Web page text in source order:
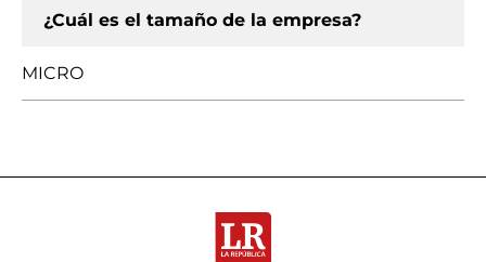
¿Cuál es el tamaño de la empresa?
MICRO